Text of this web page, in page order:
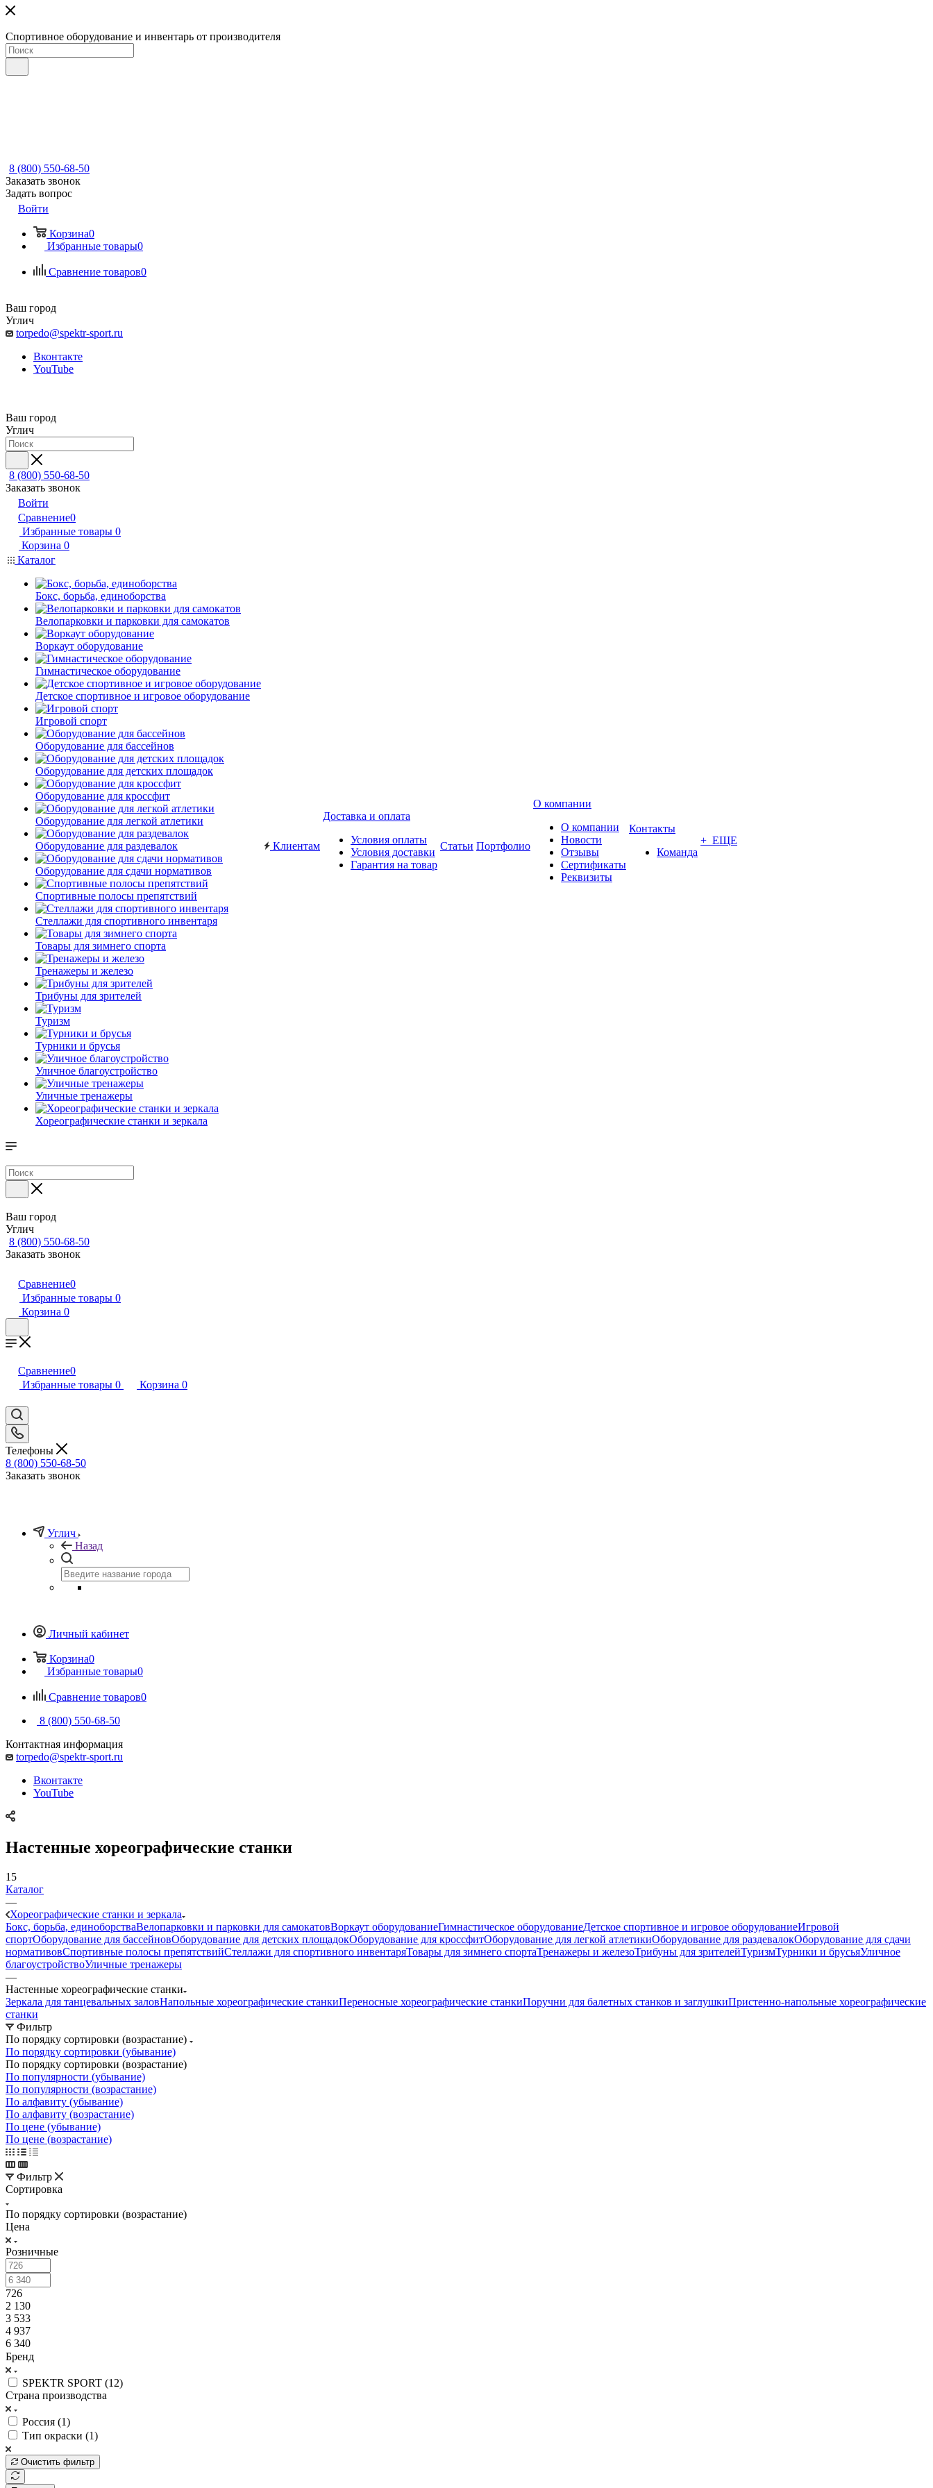
Спортивное оборудование и инвентарь от производителя
8 (800) 550-68-50
Заказать звонок
Задать вопрос
Войти
Корзина0
Избранные товары0
Сравнение товаров0
Ваш город
Углич
torpedo@spektr-sport.ru
Вконтакте
YouTube
Ваш город
Углич
8 (800) 550-68-50
Заказать звонок
Войти
Сравнение0
Избранные товары 0
Корзина 0
Каталог
Бокс, борьба, единоборства
Велопарковки и парковки для самокатов
Воркаут оборудование
Гимнастическое оборудование
Детское спортивное и игровое оборудование
Игровой спорт
Оборудование для бассейнов
Оборудование для детских площадок
Оборудование для кроссфит
Оборудование для легкой атлетики
Оборудование для раздевалок
Оборудование для сдачи нормативов
Спортивные полосы препятствий
Стеллажи для спортивного инвентаря
Товары для зимнего спорта
Тренажеры и железо
Трибуны для зрителей
Туризм
Турники и брусья
Уличное благоустройство
Уличные тренажеры
Хореографические станки и зеркала
Клиентам
Доставка и оплата
Условия оплаты
Условия доставки
Гарантия на товар
Статьи Портфолио
О компании
О компании
Новости
Отзывы
Сертификаты
Реквизиты
Контакты
Команда
+ ЕЩЕ
Ваш город
Углич
8 (800) 550-68-50
Заказать звонок
Сравнение0
Избранные товары 0
Корзина 0
Сравнение0
Избранные товары 0 Корзина 0
Телефоны
8 (800) 550-68-50
Заказать звонок
Углич
Назад
Личный кабинет
Корзина0
Избранные товары0
Сравнение товаров0
8 (800) 550-68-50
Контактная информация
torpedo@spektr-sport.ru
Вконтакте
YouTube
Настенные хореографические станки
15
Каталог
—
Хореографические станки и зеркала
Бокс, борьба, единоборстваВелопарковки и парковки для самокатовВоркаут оборудованиеГимнастическое оборудованиеДетское спортивное и игровое оборудованиеИгровой
спортОборудование для бассейновОборудование для детских площадокОборудование для кроссфитОборудование для легкой атлетикиОборудование для раздевалокОборудование для сдачи
нормативовСпортивные полосы препятствийСтеллажи для спортивного инвентаряТовары для зимнего спортаТренажеры и железоТрибуны для зрителейТуризмТурники и брусьяУличное
благоустройствоУличные тренажеры
—
Настенные хореографические станки
Зеркала для танцевальных заловНапольные хореографические станкиПереносные хореографические станкиПоручни для балетных станков и заглушкиПристенно-напольные хореографические
станки
Фильтр
По порядку сортировки (возрастание)
По порядку сортировки (убывание)
По порядку сортировки (возрастание)
По популярности (убывание)
По популярности (возрастание)
По алфавиту (убывание)
По алфавиту (возрастание)
По цене (убывание)
По цене (возрастание)
Фильтр
Сортировка
По порядку сортировки (возрастание)
Цена
Розничные
726
2 130
3 533
4 937
6 340
Бренд
SPEKTR SPORT (12)
Страна производства
Россия (1)
Тип окраски (1)
Очистить фильтр